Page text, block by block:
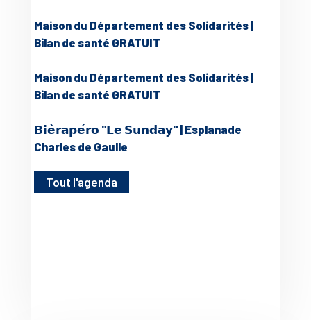
Maison du Département des Solidarités |
Bilan de santé GRATUIT
Maison du Département des Solidarités |
Bilan de santé GRATUIT
𝗕𝗶𝗲̀𝗿𝗮𝗽𝗲́𝗿𝗼 "𝗟𝗲 𝗦𝘂𝗻𝗱𝗮𝘆" | Esplanade
Charles de Gaulle
Tout l'agenda